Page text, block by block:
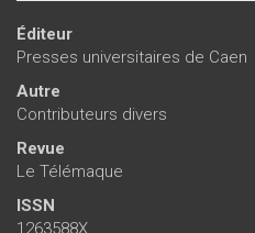
Éditeur
Presses universitaires de Caen
Autre
Contributeurs divers
Revue
Le Télémaque
ISSN
1263588X